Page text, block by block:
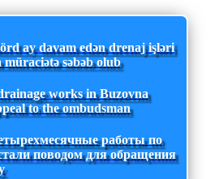
ay davam edən drenaj işləri
müraciətə səbəb olub
works in Buzovna
to the ombudsman
работы по
поводом для обращения